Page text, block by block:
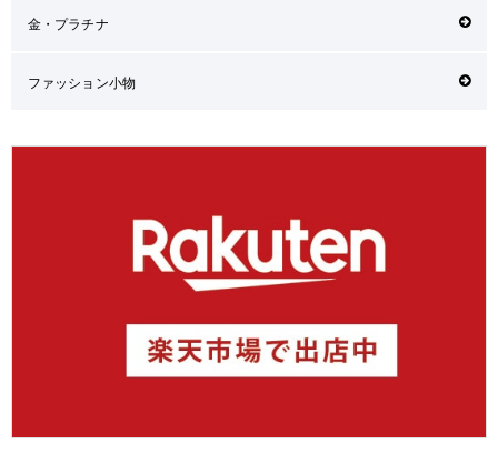
金・プラチナ
ファッション小物